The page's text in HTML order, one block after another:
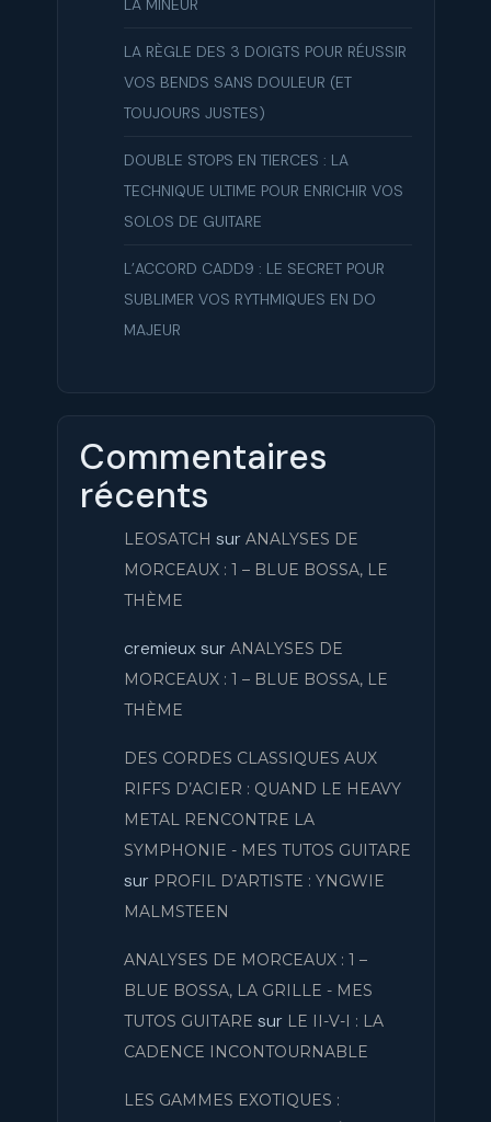
LA MINEUR
LA RÈGLE DES 3 DOIGTS POUR RÉUSSIR
VOS BENDS SANS DOULEUR (ET
TOUJOURS JUSTES)
DOUBLE STOPS EN TIERCES : LA
TECHNIQUE ULTIME POUR ENRICHIR VOS
SOLOS DE GUITARE
L’ACCORD CADD9 : LE SECRET POUR
SUBLIMER VOS RYTHMIQUES EN DO
MAJEUR
Commentaires
récents
LEOSATCH sur ANALYSES DE
MORCEAUX : 1 – BLUE BOSSA, LE
THÈME
cremieux sur ANALYSES DE
MORCEAUX : 1 – BLUE BOSSA, LE
THÈME
DES CORDES CLASSIQUES AUX
RIFFS D’ACIER : QUAND LE HEAVY
METAL RENCONTRE LA
SYMPHONIE - MES TUTOS GUITARE
sur PROFIL D’ARTISTE : YNGWIE
MALMSTEEN
ANALYSES DE MORCEAUX : 1 –
BLUE BOSSA, LA GRILLE - MES
TUTOS GUITARE sur LE II-V-I : LA
CADENCE INCONTOURNABLE
LES GAMMES EXOTIQUES :